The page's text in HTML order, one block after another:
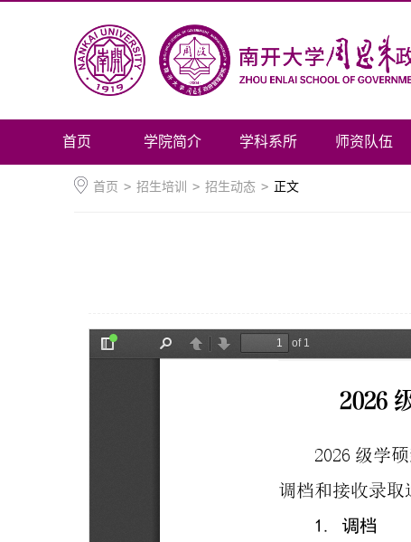
首页 学院简介 学科系所 师资队伍
首页 > 招生培训 > 招生动态 > 正文